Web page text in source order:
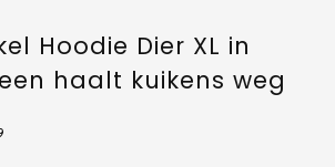
Hoodie Dier XL in
haalt kuikens weg